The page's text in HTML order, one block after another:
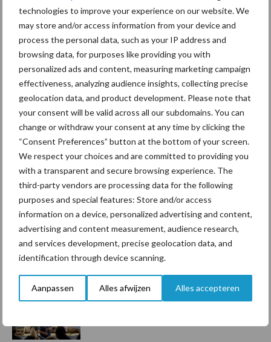
technologies to improve your experience on our website. We
may store and/or access information from your device and
process the personal data, such as your IP address and
browsing data, for purposes like providing you with
personalized ads and content, measuring marketing campaign
effectiveness, analyzing audience insights, collecting precise
geolocation data, and product development. Please note that
your consent will be valid across all our subdomains. You can
change or withdraw your consent at any time by clicking the
“Consent Preferences” button at the bottom of your screen.
We respect your choices and are committed to providing you
with a transparent and secure browsing experience. The
third-party vendors are processing data for the following
purposes and special features: Store and/or access
information on a device, personalized advertising and content,
advertising and content measurement, audience research,
and services development, precise geolocation data, and
identification through device scanning.
Aanpassen Alles afwijzen Alles accepteren
Primaire
Sidebar
Recent nieuws Partner nieuws
6 aug
ForFarmers ziet volume en
marktaandeel groeien in krimpende
6 aug
Tien praktische tips voor een
Bedrijfsnieuws
Ligbox &
Voerhekken
Toon meer